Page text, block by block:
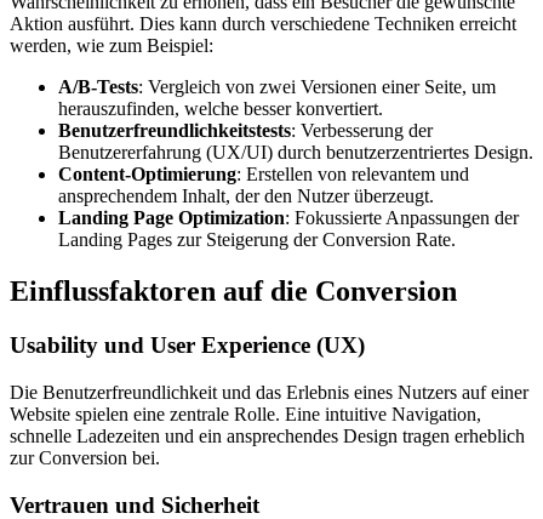
Aktion ausführt. Dies kann durch verschiedene Techniken erreicht
werden, wie zum Beispiel:
A/B-Tests: Vergleich von zwei Versionen einer Seite, um
herauszufinden, welche besser konvertiert.
Benutzerfreundlichkeitstests: Verbesserung der
Benutzererfahrung (UX/UI) durch benutzerzentriertes Design.
Content-Optimierung: Erstellen von relevantem und
ansprechendem Inhalt, der den Nutzer überzeugt.
Landing Page Optimization: Fokussierte Anpassungen der
Landing Pages zur Steigerung der Conversion Rate.
Einflussfaktoren auf die Conversion
Usability und User Experience (UX)
Die Benutzerfreundlichkeit und das Erlebnis eines Nutzers auf einer
Website spielen eine zentrale Rolle. Eine intuitive Navigation,
schnelle Ladezeiten und ein ansprechendes Design tragen erheblich
zur Conversion bei.
Vertrauen und Sicherheit